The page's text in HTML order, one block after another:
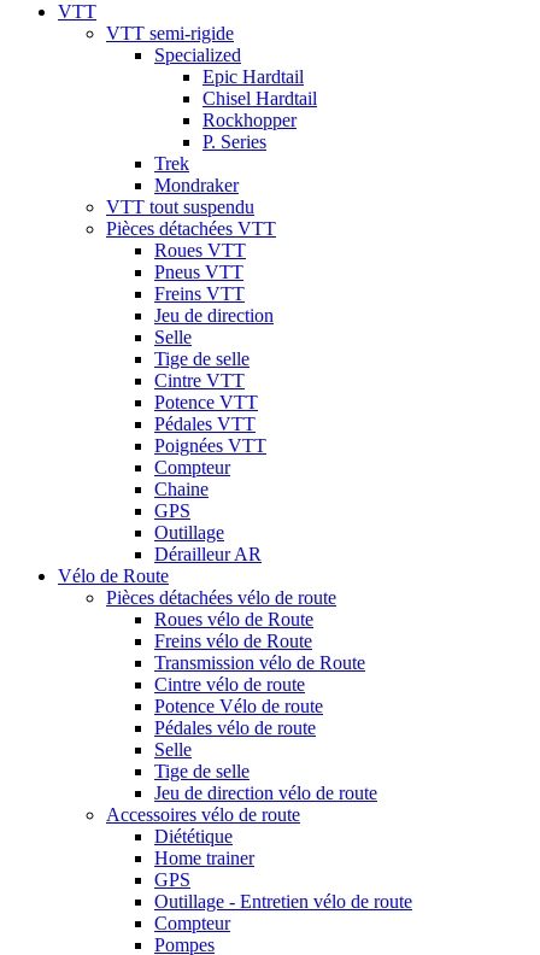
VTT
VTT semi-rigide
Specialized
Epic Hardtail
Chisel Hardtail
Rockhopper
P. Series
Trek
Mondraker
VTT tout suspendu
Pièces détachées VTT
Roues VTT
Pneus VTT
Freins VTT
Jeu de direction
Selle
Tige de selle
Cintre VTT
Potence VTT
Pédales VTT
Poignées VTT
Compteur
Chaine
GPS
Outillage
Dérailleur AR
Vélo de Route
Pièces détachées vélo de route
Roues vélo de Route
Freins vélo de Route
Transmission vélo de Route
Cintre vélo de route
Potence Vélo de route
Pédales vélo de route
Selle
Tige de selle
Jeu de direction vélo de route
Accessoires vélo de route
Diététique
Home trainer
GPS
Outillage - Entretien vélo de route
Compteur
Pompes